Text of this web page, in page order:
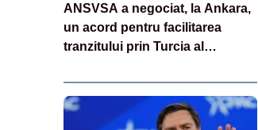
ANSVSA a negociat, la Ankara,
un acord pentru facilitarea
tranzitului prin Turcia al